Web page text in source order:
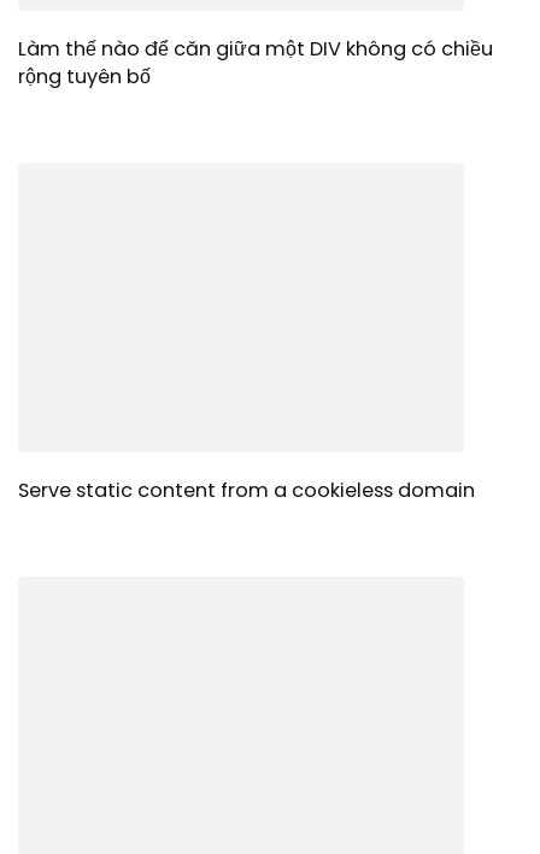
Làm thế nào để căn giữa một DIV không có chiều
rộng tuyên bố
Serve static content from a cookieless domain